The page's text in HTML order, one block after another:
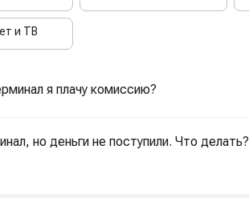
и ТВ
я плачу комиссию?
но деньги не поступили. Что делать?